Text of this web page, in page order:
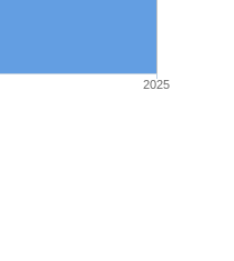
2025